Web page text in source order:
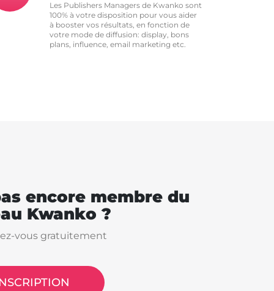
Les Publishers Managers de Kwanko sont
100% à votre disposition pour vous aider
à booster vos résultats, en fonction de
votre mode de diffusion: display, bons
plans, influence, email marketing etc.
encore membre du
Kwanko ?
vous gratuitement